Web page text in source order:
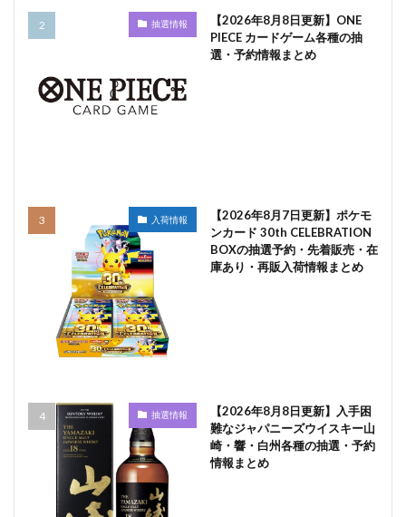
抽選情報
【2026年8月8日更新】ONE
PIECE カードゲーム各種の抽
選・予約情報まとめ
入荷情報
【2026年8月7日更新】ポケモ
ンカード 30th CELEBRATION
BOXの抽選予約・先着販売・在
庫あり・再販入荷情報まとめ
抽選情報
【2026年8月8日更新】入手困
難なジャパニーズウイスキー山
崎・響・白州各種の抽選・予約
情報まとめ